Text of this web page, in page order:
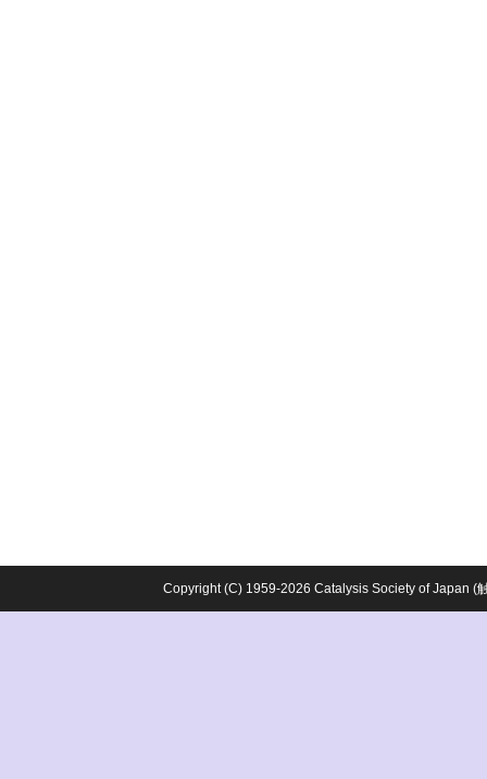
Copyright (C) 1959-2026 Catalysis Society of Japan (